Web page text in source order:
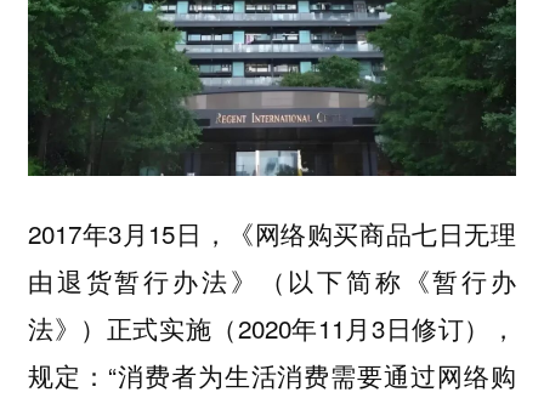
2017年3月15日，《网络购买商品七日无理
由退货暂行办法》（以下简称《暂行办
法》）正式实施（2020年11月3日修订），
规定：“消费者为生活消费需要通过网络购